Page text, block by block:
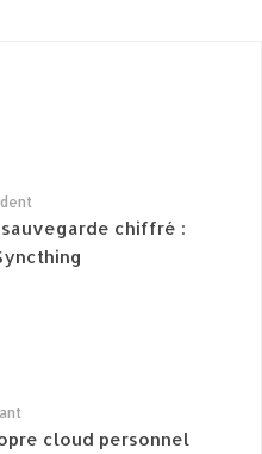
chiffré :
cloud personnel